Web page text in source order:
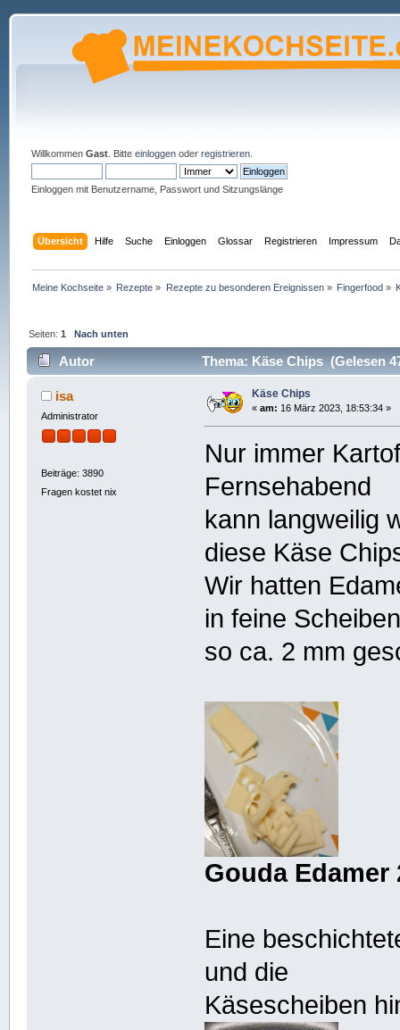
Willkommen Gast. Bitte einloggenoder registrieren.
Einloggen mit Benutzername, Passwort und Sitzungslänge
Übersicht Hilfe Suche Einloggen Glossar Registrieren Impressum
Meine Kochseite » Rezepte » Rezepte zu besonderen Ereignissen» Fingerfood »
Seiten:1 Nach unten
Autor Thema: Käse Chips (Gelesen
isa
Administrator
Beiträge: 3890
Fragen kostet nix
Käse Chips
« am: 16 März 2023, 18:53:34 »
Nur immer
Fernsehabend
kann langweilig
diese Käse
Wir hatten
in feine
so ca. 2 mm
Gouda Edamer
Eine
und die
Käsescheiben